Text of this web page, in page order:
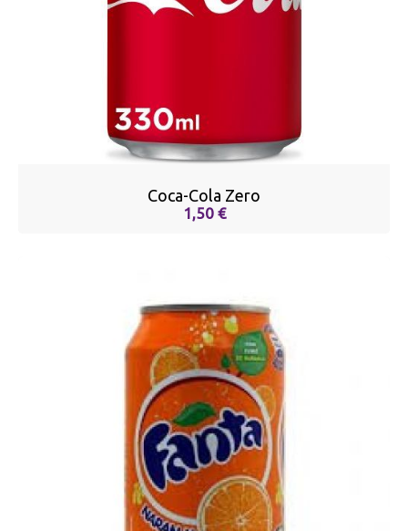
Coca-Cola Zero
1,50 €